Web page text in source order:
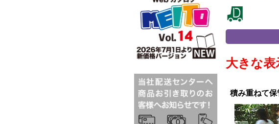
大きな表
積み重ねて保